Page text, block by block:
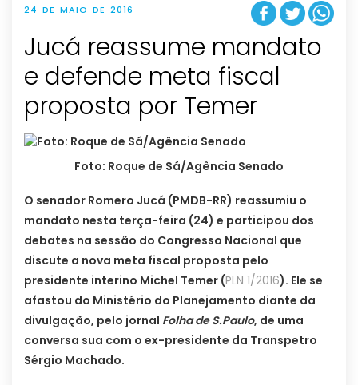
24 DE MAIO DE 2016
Jucá reassume mandato
e defende meta fiscal
proposta por Temer
Foto: Roque de Sá/Agência Senado
O senador Romero Jucá (PMDB-RR) reassumiu o
mandato nesta terça-feira (24) e participou dos
debates na sessão do Congresso Nacional que
discute a nova meta fiscal proposta pelo
presidente interino Michel Temer (PLN 1/2016). Ele se
afastou do Ministério do Planejamento diante da
divulgação, pelo jornal Folha de S.Paulo, de uma
conversa sua com o ex-presidente da Transpetro
Sérgio Machado.